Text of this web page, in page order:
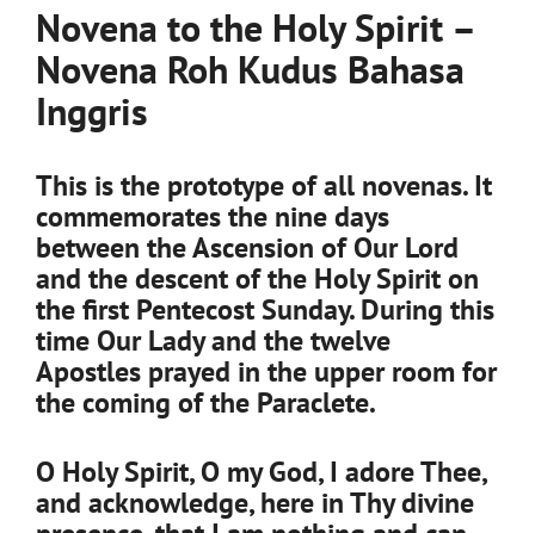
Novena to the Holy Spirit –
Novena Roh Kudus Bahasa
Inggris
This is the prototype of all novenas. It
commemorates the nine days
between the Ascension of Our Lord
and the descent of the Holy Spirit on
the first Pentecost Sunday. During this
time Our Lady and the twelve
Apostles prayed in the upper room for
the coming of the Paraclete.
O Holy Spirit, O my God, I adore Thee,
and acknowledge, here in Thy divine